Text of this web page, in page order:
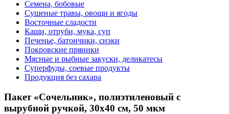
Семена, бобовые
Сушеные травы, овощи и ягоды
Восточные сладости
Каши, отруби, мука, суп
Печенье, батончики, снэки
Покровские пряники
Мясные и рыбные закуски, деликатесы
Суперфуды, соевые продукты
Продукция без сахара
Пакет «Сочельник», полиэтиленовый с
вырубной ручкой, 30х40 см, 50 мкм